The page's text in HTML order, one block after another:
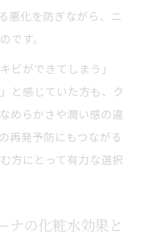
悪化を防ぎながら、ニ
です。
ビができてしまう」
と感じていた方も、ク
めらかさや潤い感の違
再発予防にもつながる
方にとって有力な選択
ナの化粧水効果と